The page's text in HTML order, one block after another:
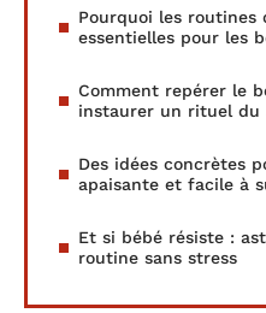
Pourquoi les routines
essentielles pour les
Comment repérer le
instaurer un rituel du
Des idées concrètes
apaisante et facile à
Et si bébé résiste :
routine sans stress